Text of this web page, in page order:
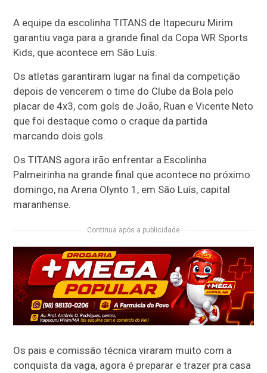
A equipe da escolinha TITANS de Itapecuru Mirim
garantiu vaga para a grande final da Copa WR Sports
Kids, que acontece em São Luís.
Os atletas garantiram lugar na final da competição
depois de vencerem o time do Clube da Bola pelo
placar de 4x3, com gols de João, Ruan e Vicente Neto
que foi destaque como o craque da partida
marcando dois gols.
Os TITANS agora irão enfrentar a Escolinha
Palmeirinha na grande final que acontece no próximo
domingo, na Arena Olynto 1, em São Luís, capital
maranhense.
Continua após a publicidade
Os pais e comissão técnica viraram muito com a
conquista da vaga, agora é preparar e trazer pra casa